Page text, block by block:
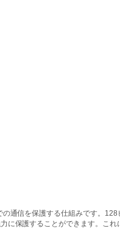
信を保護する仕組みです。
保護することができます。こ